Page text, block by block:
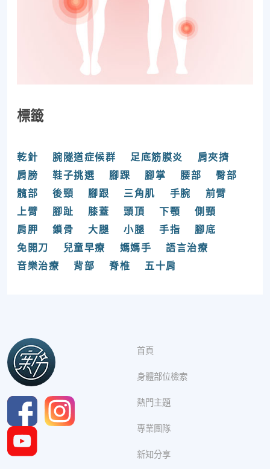
標籤
乾針 腕隧道症候群 足底筋膜炎
肩夾擠
肩膀
鞋子挑選 腳踝 腳掌 腰部
臀部
髖部
後頸 腳跟 三角肌 手腕
前臂
上臂
腳趾 膝蓋 頭頂 下顎
側頸
肩胛
鎖骨 大腿 小腿 手指
腳底
免開刀
兒童早療 媽媽手
語言治療
音樂治療
背部 脊椎 五十肩
首頁
身體部位檢索
熱門主題
專業團隊
新知分享